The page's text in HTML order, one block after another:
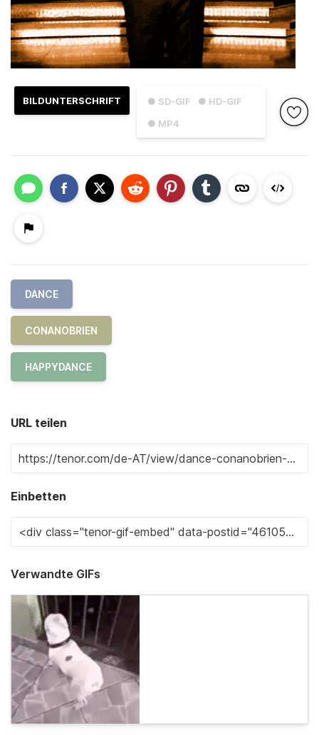
● SD-GIF
● HD-GIF
● MP4
BILDUNTERSCHRIFT
DANCE
CONANOBRIEN
HAPPYDANCE
URL teilen
Einbetten
Verwandte GIFs